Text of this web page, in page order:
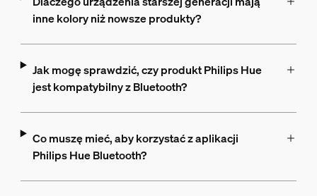
inne kolory niż nowsze produkty?
Jak mogę sprawdzić, czy produkt Philips Hue
jest kompatybilny z Bluetooth?
Co muszę mieć, aby korzystać z aplikacji
Philips Hue Bluetooth?